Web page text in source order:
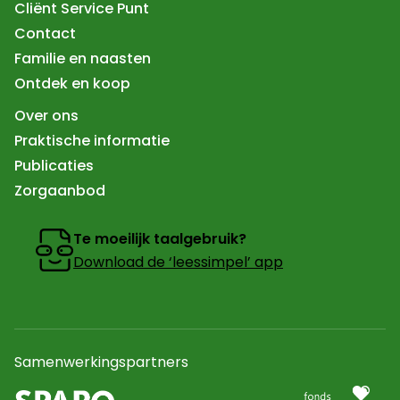
Cliënt Service Punt
Contact
Familie en naasten
Ontdek en koop
Over ons
Praktische informatie
Publicaties
Zorgaanbod
Te moeilijk taalgebruik?
Download de ‘leessimpel’ app
Samenwerkingspartners
Ga naar